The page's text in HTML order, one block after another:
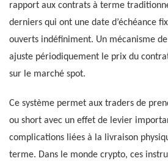
rapport aux contrats à terme
derniers qui ont une date d’échéance
ouverts indéfiniment. Un mécanisme
ajuste périodiquement le prix du
sur le marché spot.
Ce système permet aux traders de
ou short avec un effet de levier
complications liées à la livraison
terme. Dans le monde crypto, ces